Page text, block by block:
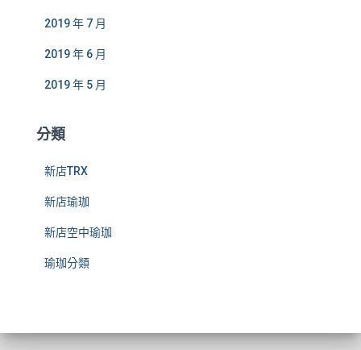
2019 年 7 月
2019 年 6 月
2019 年 5 月
分類
新店TRX
新店瑜珈
新店空中瑜珈
瑜珈分類